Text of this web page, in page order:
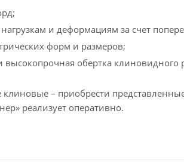
и деформациям за счет
форм и размеров;
высокопрочная обертка клиновидного
– приобрести
реализует оперативно.